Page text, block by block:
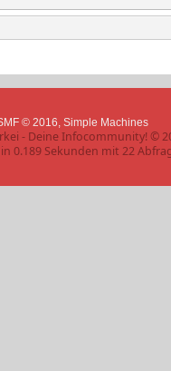
© 2016 Simple Machines
- Deine Infocommunity! ©
0.189 Sekunden mit 22